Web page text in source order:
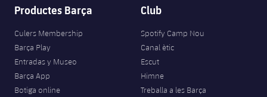
Productes Barça
Culers Membership
Barça Play
Entradas y Museo
Barça App
Botiga online
Club
Spotify Camp Nou
Canal ètic
Escut
Himne
Treballa a les Barça